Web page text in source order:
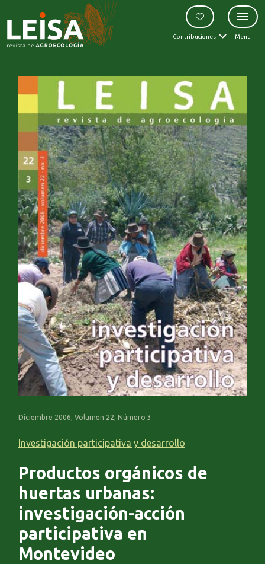
Contribuciones Menu
Diciembre 2006, Volumen 22, Número 3
Investigación participativa y desarrollo
Productos orgánicos de
huertas urbanas:
investigación-acción
participativa en
Montevideo